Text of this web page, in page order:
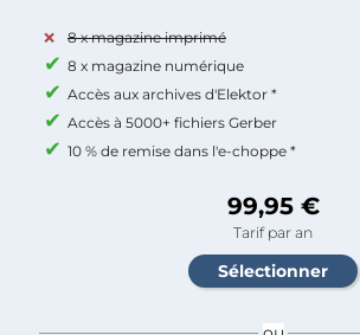
8 x magazine imprimé
8 x magazine numérique
Accès aux archives d'Elektor *
Accès à 5000+ fichiers Gerber
10 % de remise dans l'e-choppe *
99,95 €
Tarif par an